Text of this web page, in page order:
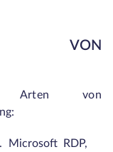
VON
Arten von
Microsoft RDP,